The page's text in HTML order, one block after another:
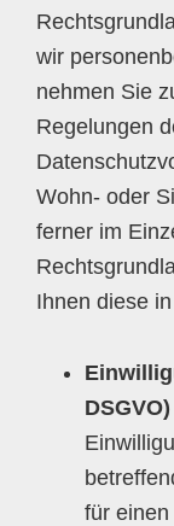
wir
nehmen Sie
Regelungen
Wohn- oder
ferner im
Ihnen diese
DSGVO)
für